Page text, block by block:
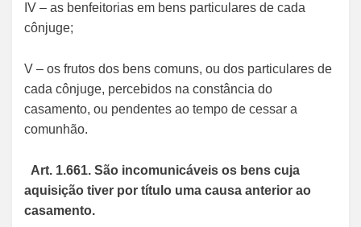
IV – as benfeitorias em bens particulares de cada
cônjuge;
V – os frutos dos bens comuns, ou dos particulares de
cada cônjuge, percebidos na constância do
casamento, ou pendentes ao tempo de cessar a
comunhão.
Art. 1.661. São incomunicáveis os bens cuja
aquisição tiver por título uma causa anterior ao
casamento.